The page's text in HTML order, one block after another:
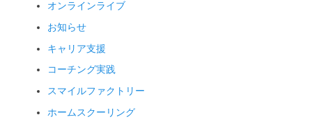
オンラインライブ
お知らせ
キャリア支援
コーチング実践
スマイルファクトリー
ホームスクーリング